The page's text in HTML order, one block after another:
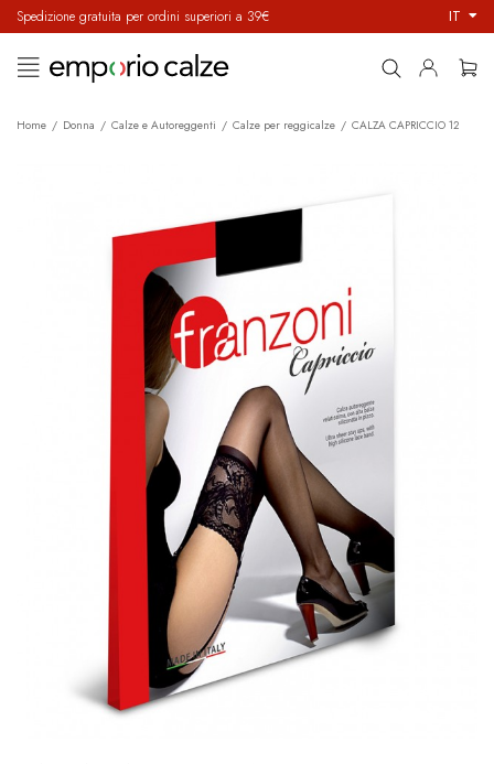
Spedizione gratuita per ordini superiori a 39€ IT
navigazione
Toggle
☰
Home Donna Calze e Autoreggenti Calze per reggicalze CALZA CAPRICCIO 12